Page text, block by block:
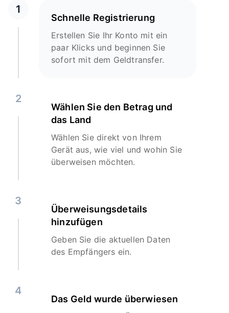
1
Schnelle Registrierung
Erstellen Sie Ihr Konto mit ein
paar Klicks und beginnen Sie
sofort mit dem Geldtransfer.
2
Wählen Sie den Betrag und
das Land
Wählen Sie direkt von Ihrem
Gerät aus, wie viel und wohin Sie
überweisen möchten.
3
Überweisungsdetails
hinzufügen
Geben Sie die aktuellen Daten
des Empfängers ein.
4
Das Geld wurde überwiesen